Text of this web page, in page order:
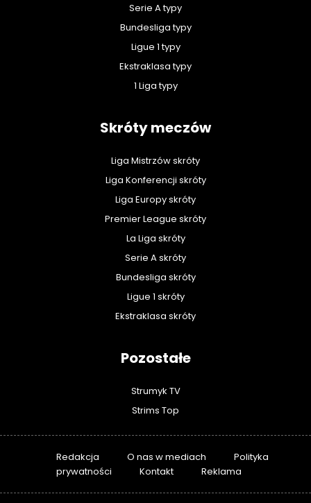
Serie A typy
Bundesliga typy
Ligue 1 typy
Ekstraklasa typy
1 Liga typy
Skróty meczów
Liga Mistrzów skróty
Liga Konferencji skróty
Liga Europy skróty
Premier League skróty
La Liga skróty
Serie A skróty
Bundesliga skróty
Ligue 1 skróty
Ekstraklasa skróty
Pozostałe
Strumyk TV
Strims Top
Redakcja O nas w mediach
Polityka
prywatności
Kontakt Reklama